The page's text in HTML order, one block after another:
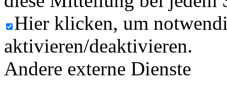
Hier klicken, um
aktivieren/deaktivieren.
Andere externe Dienste